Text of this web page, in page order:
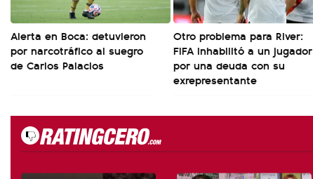
Alerta en Boca: detuvieron
por narcotráfico al suegro
de Carlos Palacios
Otro problema para River:
FIFA inhabilitó a un jugador
por una deuda con su
exrepresentante